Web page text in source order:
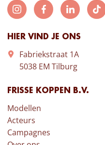
HIER VIND JE ONS
Fabriekstraat 1A
5038 EM Tilburg
FRISSE KOPPEN B.V.
Modellen
Acteurs
Campagnes